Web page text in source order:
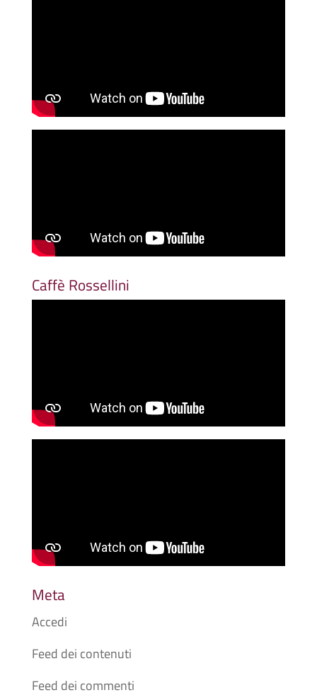
Caffè Rossellini
Meta
Accedi
Feed dei contenuti
Feed dei commenti